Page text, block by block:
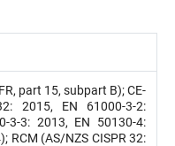
part 15, subpart B); CE-
2015, EN 61000-3-2:
3-3: 2013, EN 50130-4:
RCM (AS/NZS CISPR 32: